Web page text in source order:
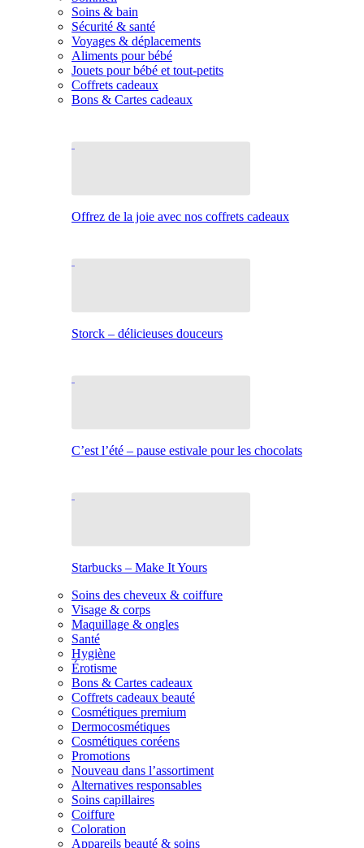
Soins & bain
Sécurité & santé
Voyages & déplacements
Aliments pour bébé
Jouets pour bébé et tout-petits
Coffrets cadeaux
Bons & Cartes cadeaux
Offrez de la joie avec nos coffrets cadeaux
Storck – délicieuses douceurs
C’est l’été – pause estivale pour les chocolats
Starbucks – Make It Yours
Soins des cheveux & coiffure
Visage & corps
Maquillage & ongles
Santé
Hygiène
Érotisme
Bons & Cartes cadeaux
Coffrets cadeaux beauté
Cosmétiques premium
Dermocosmétiques
Cosmétiques coréens
Promotions
Nouveau dans l’assortiment
Alternatives responsables
Soins capillaires
Coiffure
Coloration
Appareils beauté & soins